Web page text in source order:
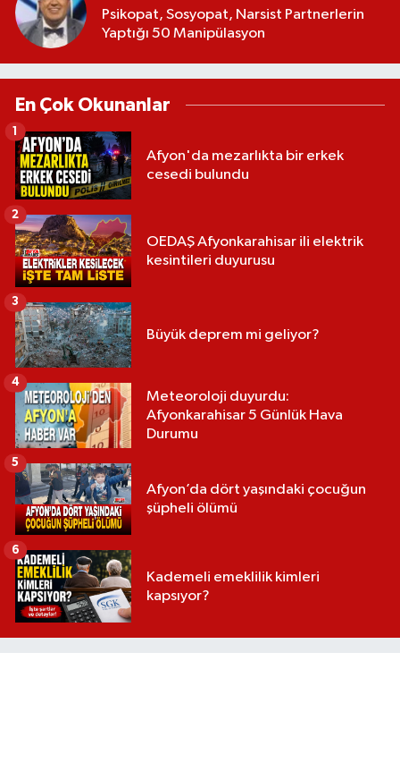
Psikopat, Sosyopat, Narsist Partnerlerin
Yaptığı 50 Manipülasyon
En Çok Okunanlar
Afyon'da mezarlıkta bir erkek
cesedi bulundu
1
OEDAŞ Afyonkarahisar ili elektrik
kesintileri duyurusu
2
Büyük deprem mi geliyor?
3
Meteoroloji duyurdu:
Afyonkarahisar 5 Günlük Hava
Durumu
4
Afyon’da dört yaşındaki çocuğun
şüpheli ölümü
5
Kademeli emeklilik kimleri
kapsıyor?
6